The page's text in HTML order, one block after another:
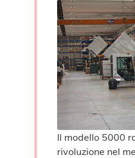
Il modello 5000
rivoluzione nel